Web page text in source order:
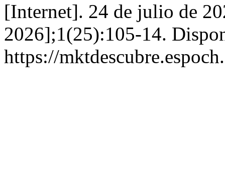
[Internet]. 24 de julio de
2026];1(25):105-14.
https://